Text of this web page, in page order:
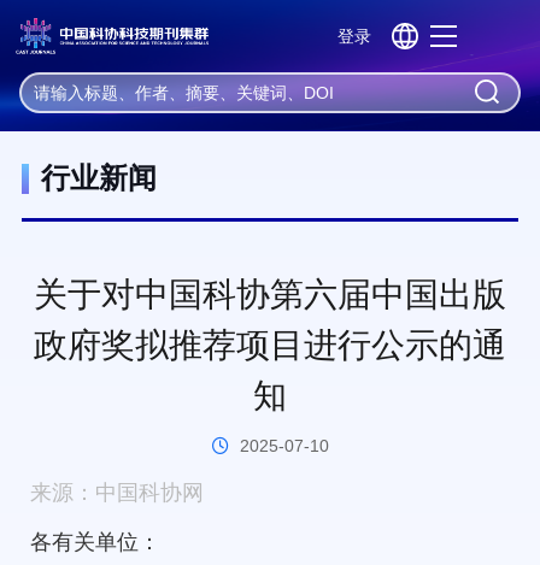
机器学习 深度学习 神经网络 自然语言处理
登录
首 页 资 讯 行业新闻
行业新闻
关于对中国科协第六届中国出版
政府奖拟推荐项目进行公示的通
知
2025-07-10
来源：中国科协网
各有关单位：